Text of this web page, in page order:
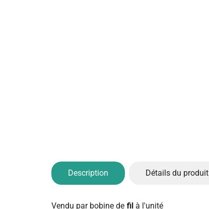
Description Détails du produit
Vendu par bobine de fil à l'unité